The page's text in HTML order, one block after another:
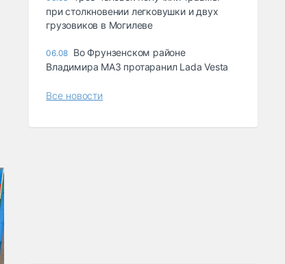
при столкновении легковушки и двух
грузовиков в Могилеве
06.08 Во Фрунзенском районе
Владимира МАЗ протаранил Lada Vesta
Все новости